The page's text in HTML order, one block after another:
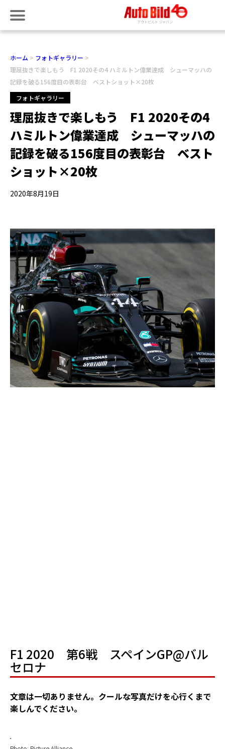
ホーム
フォトギャラリー
理屈抜きで楽しもう F1 2020その4 ハミルトン偉業達成 シューマッハの
記録を破る156度目の表彰台 ベストショット×20枚
フォトギャラリー
理屈抜きで楽しもう F1 2020その4
ハミルトン偉業達成 シューマッハの
記録を破る156度目の表彰台 ベスト
ショット×20枚
2020年8月19日
F1 2020 第6戦 スペインGP@バル
セロナ
文章は一切ありません。クールな写真だけを心行くまで
楽しんでください。